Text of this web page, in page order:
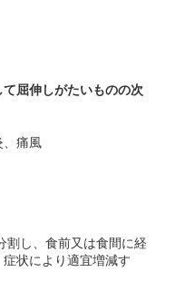
屈伸しがたいものの次
、痛風
割し、食前又は食間に経
状により適宜増減す